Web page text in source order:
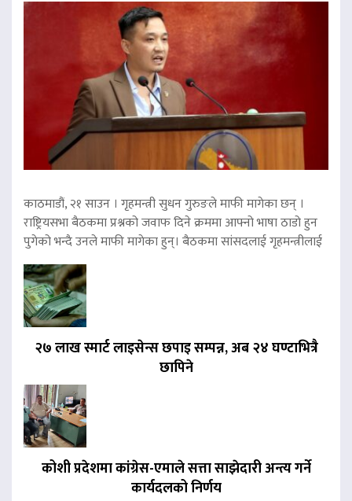
काठमाडौं, २१ साउन । गृहमन्त्री सुधन गुरुङले माफी मागेका छन् ।
राष्ट्रियसभा बैठकमा प्रश्नको जवाफ दिने क्रममा आफ्नो भाषा ठाडो हुन
पुगेको भन्दै उनले माफी मागेका हुन्। बैठकमा सांसदलाई गृहमन्त्रीलाई
२७ लाख स्मार्ट लाइसेन्स छपाइ सम्पन्न, अब २४ घण्टाभित्रै
छापिने
कोशी प्रदेशमा कांग्रेस-एमाले सत्ता साझेदारी अन्त्य गर्ने
कार्यदलको निर्णय